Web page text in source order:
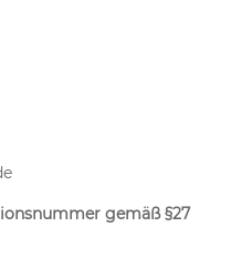
gemäß §27